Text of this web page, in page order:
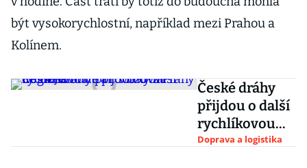
být vysokorychlostní, například mezi Prahou a
Kolínem.
České dráhy
přijdou o další
rychlíkovou
trať. Vlaky z
Doprava a logistika